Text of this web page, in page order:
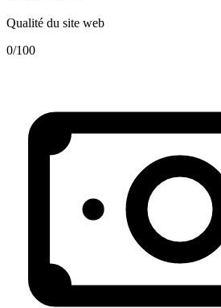
Qualité du site web
0/100